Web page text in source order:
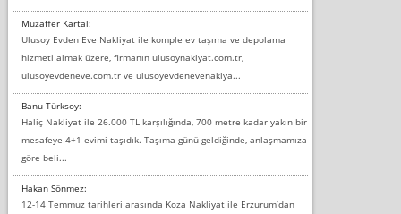
Muzaffer Kartal:
Ulusoy Evden Eve Nakliyat ile komple ev taşıma ve depolama
hizmeti almak üzere, firmanın ulusoynaklyat.com.tr,
ulusoyevdeneve.com.tr ve ulusoyevdenevenaklya...
Banu Türksoy:
Haliç Nakliyat ile 26.000 TL karşılığında, 700 metre kadar yakın bir
mesafeye 4+1 evimi taşıdık. Taşıma günü geldiğinde, anlaşmamıza
göre beli...
Hakan Sönmez:
12-14 Temmuz tarihleri arasında Koza Nakliyat ile Erzurum’dan